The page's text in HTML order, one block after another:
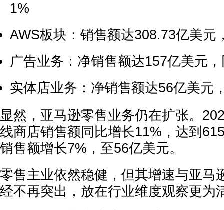
1%
AWS板块：销售额达308.73亿美元
广告业务：净销售额达157亿美元
实体店业务：净销售额达56亿美元
显然，亚马逊零售业务仍在扩张。
线商店销售额同比增长11%，达到
销售额增长7%，至56亿美元。
零售主业依然稳健，但其增速与亚马
经不再突出，放在行业维度观察更为